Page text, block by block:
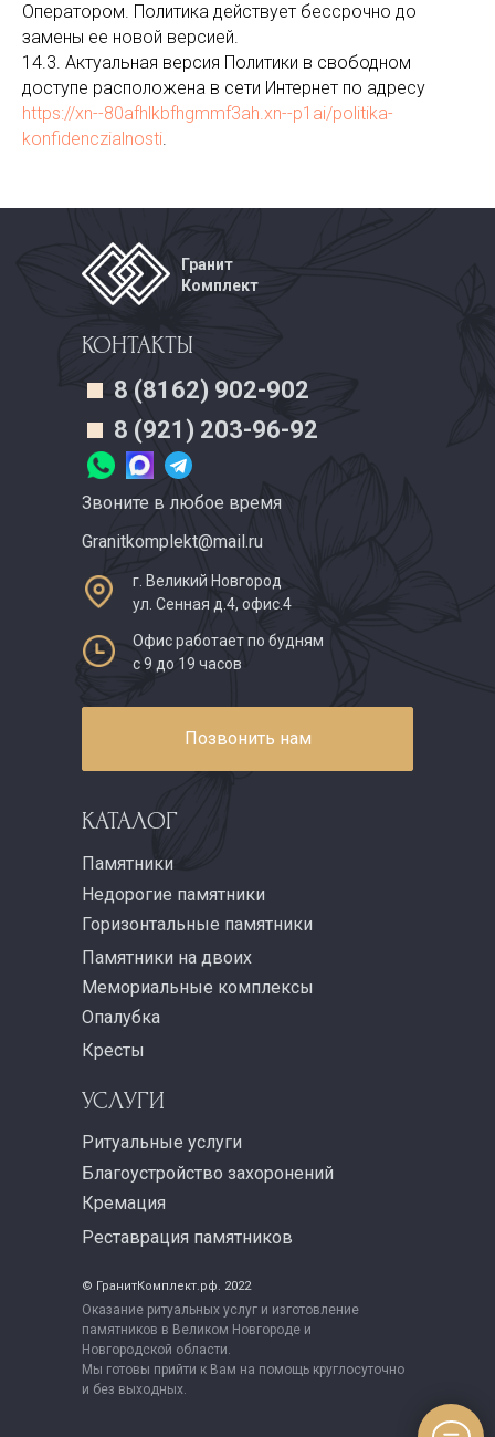
Оператором. Политика действует бессрочно до
замены ее новой версией.
14.3. Актуальная версия Политики в свободном
доступе расположена в сети Интернет по адресу
https://xn--80afhlkbfhgmmf3ah.xn--p1ai/politika-
konfidenczialnosti.
г. Великий Новгород
ул. Сенная д.4, офис.4
Офис работает по будням
с 9 до 19 часов
8 (8162) 902-902
Звоните в любое время
© ГранитКомплект.рф. 2022
Оказание ритуальных услуг и изготовление
памятников в Великом Новгороде и
Новгородской области.
Мы готовы прийти к Вам на помощь круглосуточно
и без выходных.
КОНТАКТЫ
Гранит
Комплект
8 (921) 203-96-92
КАТАЛОГ
Памятники
Недорогие памятники
Горизонтальные памятники
Памятники на двоих
Мемориальные комплексы
Опалубка
УСЛУГИ
Кресты
Ритуальные услуги
Благоустройство захоронений
Кремация
Реставрация памятников
Granitkomplekt@mail.ru
Позвонить нам